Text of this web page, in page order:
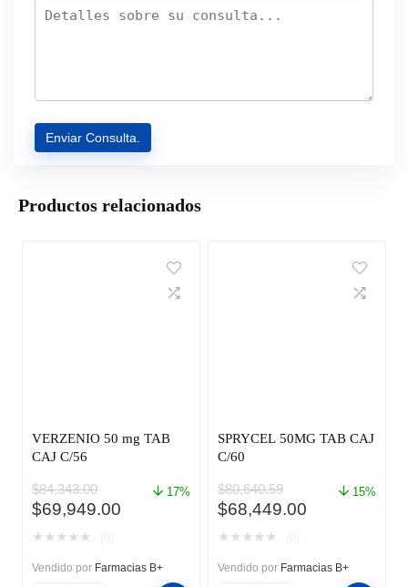
Productos relacionados
VERZENIO 50 mg TAB
CAJ C/56
$84,343.00
El
precio
era:
$69,949.00
es:
17%
★ ★ ★ ★ ★
Vendido por Farmacias B+
SPRYCEL 50MG TAB CAJ
C/60
$80,640.59
El
precio
era:
$68,449.00
es:
15%
★ ★ ★ ★ ★
Vendido por Farmacias B+